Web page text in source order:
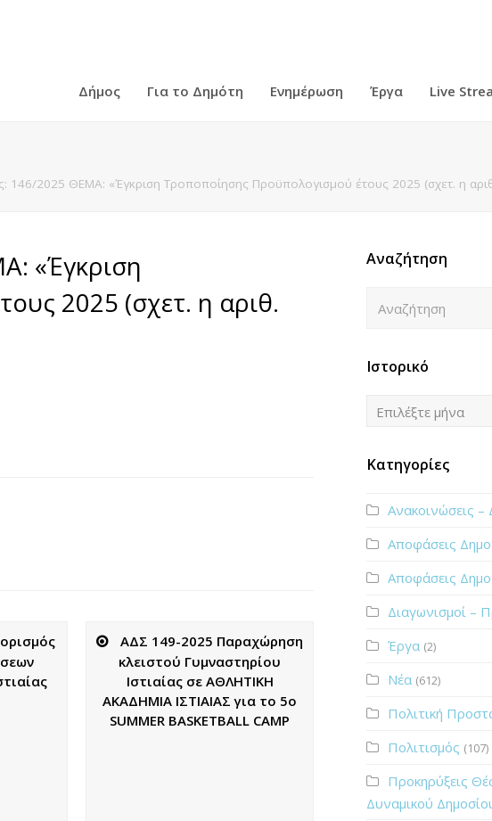
Δήμος Για το Δημότη Ενημέρωση Έργα Live
146/2025 ΘΕΜΑ: «Έγκριση Τροποποίησης Προϋπολογισμού έτους 2025 (σχετ. η
«Έγκριση
2025 (σχετ. η αριθ.
ΑΔΣ 149-2025 Παραχώρηση
κλειστού Γυμναστηρίου
Ιστιαίας σε ΑΘΛΗΤΙΚΗ
ΑΚΑΔΗΜΙΑ ΙΣΤΙΑΙΑΣ για το 5ο
SUMMER BASKETBALL CAMP
Αναζήτηση
Ιστορικό
Ιστορικό
Επιλέξτε μήνα
Κατηγορίες
Ανακοινώσεις –
Αποφάσεις
Αποφάσεις
Διαγωνισμοί –
Έργα (2)
Νέα (612)
Πολιτική
Πολιτισμός (107)
Προκηρύξεις
Δυναμικού